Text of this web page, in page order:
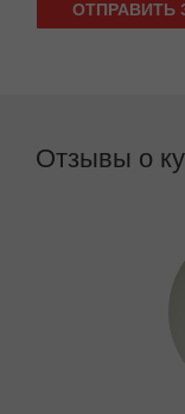
Отзывы о
ОЙ, я
то, что